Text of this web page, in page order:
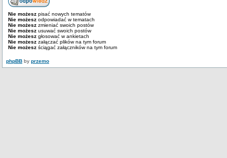
Nie możesz pisać nowych tematów
Nie możesz odpowiadać w tematach
Nie możesz zmieniać swoich postów
Nie możesz usuwać swoich postów
Nie możesz głosować w ankietach
Nie możesz załączać plików na tym forum
Nie możesz ściągać załączników na tym forum
phpBB by przemo